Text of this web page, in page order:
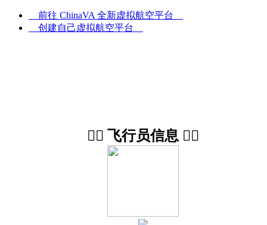
前往 ChinaVA 全新虚拟航空平台
创建自己虚拟航空平台
👨‍✈️ 飞行员信息 👨‍✈️